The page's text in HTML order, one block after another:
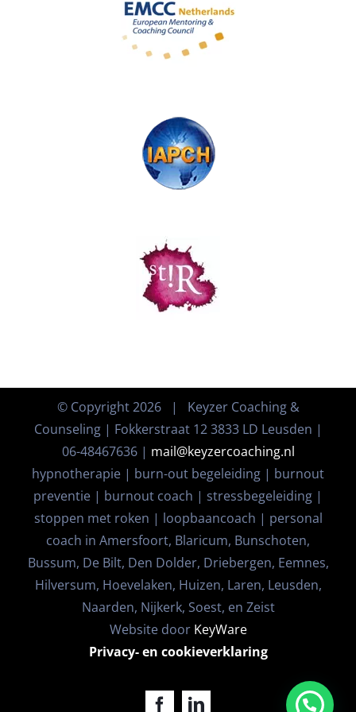
© Copyright2026 | Keyzer Coaching &
Counseling | Fokkerstraat 12 3833 LD Leusden |
06-48467636 | mail@keyzercoaching.nl
hypnotherapie | burn-out begeleiding | burnout
preventie | burnout coach | stressbegeleiding |
stoppen met roken | loopbaancoach | personal
coach in Amersfoort, Blaricum, Bunschoten,
Bussum, De Bilt, Den Dolder, Driebergen, Eemnes,
Hilversum, Hoevelaken, Huizen, Laren, Leusden,
Naarden, Nijkerk, Soest, en Zeist
Website door KeyWare
Privacy- en cookieverklaring